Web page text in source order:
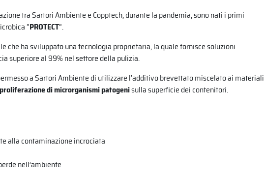
tra Sartori Ambiente e Copptech, durante la pandemia, sono nati i primi
“PROTECT”.
che ha sviluppato una tecnologia proprietaria, la quale fornisce soluzioni
superiore al 99% nel settore della pulizia.
a Sartori Ambiente di utilizzare l’additivo brevettato miscelato ai materiali
di microrganismi patogenisulla superficie dei contenitori.
alla contaminazione incrociata
nell’ambiente